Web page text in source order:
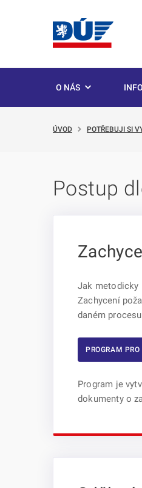
O NÁS
ÚVOD POTŘEBUJI SI
Postup
Jak metodicky
Zachycení
daném
PROGRAM
Program je
dokumenty o